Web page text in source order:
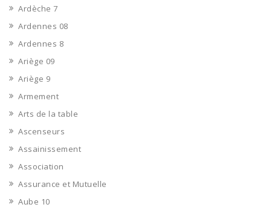
Ardèche 7
Ardennes 08
Ardennes 8
Ariège 09
Ariège 9
Armement
Arts de la table
Ascenseurs
Assainissement
Association
Assurance et Mutuelle
Aube 10